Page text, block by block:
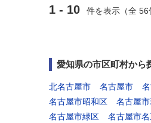
1 - 10 件を表示（全 56
愛知県の市区町村から
北名古屋市 名古屋市
名古屋市昭和区
名古屋
名古屋市緑区
名古屋市